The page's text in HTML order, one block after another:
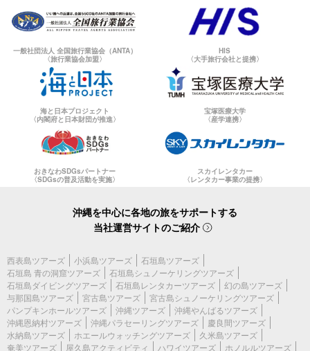
一般社団法人 全国旅行業協会（ANTA）
〈旅行業協会加盟〉
HIS
〈大手旅行会社と提携〉
海と日本プロジェクト
〈内閣府と日本財団が推進〉
宝塚医療大学
〈産学連携〉
おきなわSDGsパートナー
〈SDGsの普及活動を実施〉
スカイレンタカー
〈レンタカー事業の提携〉
沖縄を中心に各地の旅をサポートする
当社運営サイトのご紹介
西表島ツアーズ 小浜島ツアーズ
石垣島ツアーズ
石垣島 青の洞窟ツアーズ
石垣島シュノーケリングツアーズ
石垣島ダイビングツアーズ
石垣島レンタカーツアーズ
幻の島ツアーズ
与那国島ツアーズ
宮古島ツアーズ
宮古島シュノーケリングツアーズ
パンプキンホールツアーズ
沖縄ツアーズ
沖縄やんばるツアーズ
沖縄恩納村ツアーズ
沖縄パラセーリングツアーズ
慶良間ツアーズ
水納島ツアーズ
ホエールウォッチングツアーズ
久米島ツアーズ
奄美ツアーズ
屋久島アクティビティ ハワイツアーズ ホノルルツアーズ